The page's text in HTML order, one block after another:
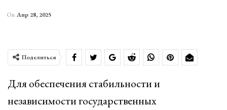
On Апр 28, 2025
Поделиться
Для обеспечения стабильности и
независимости государственных